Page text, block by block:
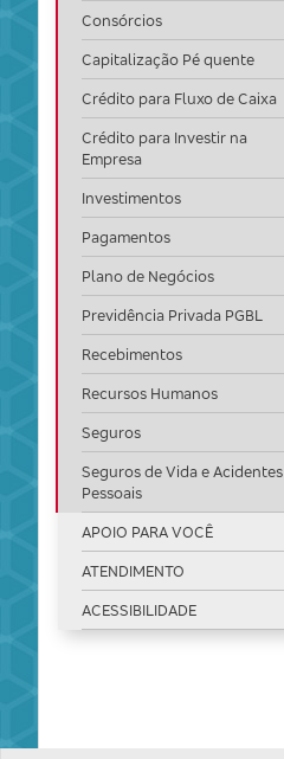
Consórcios
Capitalização Pé quente
Crédito para Fluxo de Caixa
Crédito para Investir na
Empresa
Investimentos
Pagamentos
Plano de Negócios
Previdência Privada PGBL
Recebimentos
Recursos Humanos
Seguros
Seguros de Vida e Acidentes
Pessoais
APOIO PARA VOCÊ
ATENDIMENTO
ACESSIBILIDADE